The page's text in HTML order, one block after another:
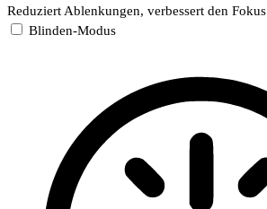
Reduziert Ablenkungen, verbessert den Fokus
Blinden-Modus